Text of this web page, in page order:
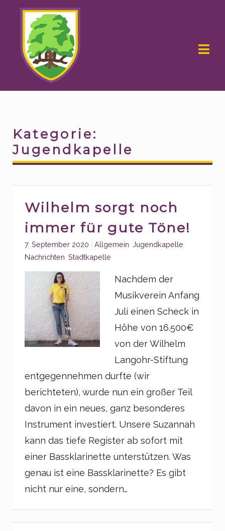
Skip
navigation
Skip
content
Kategorie:
Jugendkapelle
Wilhelm sorgt noch
immer für gute Töne!
7. September 2020 Categories:
Allgemein Jugendkapelle
Nachrichten Stadtkapelle
Nachdem der
Musikverein Anfang
Juli einen Scheck in
Höhe von 16.500€
von der Wilhelm
Langohr-Stiftung
entgegennehmen durfte (wir
berichteten), wurde nun ein großer Teil
davon in ein neues, ganz besonderes
Instrument investiert. Unsere Suzannah
kann das tiefe Register ab sofort mit
einer Bassklarinette unterstützen. Was
genau ist eine Bassklarinette? Es gibt
nicht nur eine, sondern…